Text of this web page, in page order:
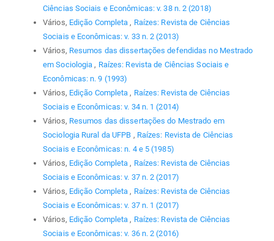
Ciências Sociais e Econômicas: v. 38 n. 2 (2018)
Vários, Edição Completa, Raízes: Revista de Ciências
Sociais e Econômicas: v. 33 n. 2 (2013)
Vários, Resumos das dissertações defendidas no Mestrado
em Sociologia, Raízes: Revista de Ciências Sociais e
Econômicas: n. 9 (1993)
Vários, Edição Completa, Raízes: Revista de Ciências
Sociais e Econômicas: v. 34 n. 1 (2014)
Vários, Resumos das dissertações do Mestrado em
Sociologia Rural da UFPB , Raízes: Revista de Ciências
Sociais e Econômicas: n. 4 e 5 (1985)
Vários, Edição Completa, Raízes: Revista de Ciências
Sociais e Econômicas: v. 37 n. 2 (2017)
Vários, Edição Completa, Raízes: Revista de Ciências
Sociais e Econômicas: v. 37 n. 1 (2017)
Vários, Edição Completa, Raízes: Revista de Ciências
Sociais e Econômicas: v. 36 n. 2 (2016)